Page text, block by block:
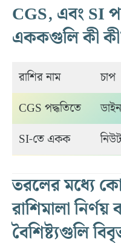
CGS, এবং SI
এককগুলি কী
রাশির নাম চাপ
CGS পদ্ধতিতে
SI-তে একক
তরলের মধ্যে
রাশিমালা
বৈশিষ্ট্যগুলি